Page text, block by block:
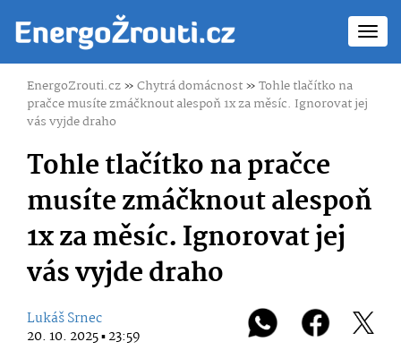
EnergoZrouti.cz»Chytrá domácnost»Tohle tlačítko na
pračce musíte zmáčknout alespoň 1x za měsíc. Ignorovat jej
vás vyjde draho
Tohle tlačítko na pračce
musíte zmáčknout alespoň
1x za měsíc. Ignorovat jej
vás vyjde draho
Lukáš Srnec
20. 10. 2025 ▪ 23:59